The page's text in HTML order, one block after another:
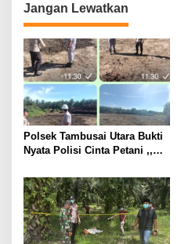
a
s
i
p
o
s
Jangan Lewatkan
Polsek Tambusai Utara Bukti
Nyata Polisi Cinta Petani ,,
melalui Lahan Jagung PT
Naga Mas.